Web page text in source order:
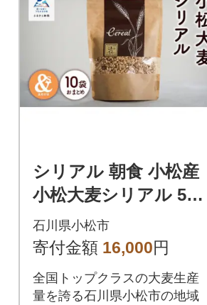
シリアル 朝食 小松産
小松大麦シリアル 5袋
おまとめ×2セット(10
袋)
石川県小松市
寄付金額 16,000円
全国トップクラスの大麦生産
量を誇る石川県小松市の地域